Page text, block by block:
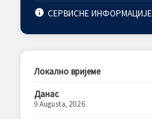
СЕРВИСНЕ ИНФОРМАЦИЈЕ
Локално вријеме
Данас
9 Augusta, 2026